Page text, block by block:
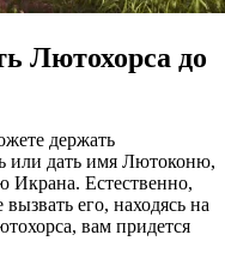
Лютохорса до
держать
или дать имя Лютоконю,
Икрана. Естественно,
его, находясь на
вам придется